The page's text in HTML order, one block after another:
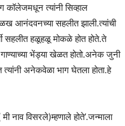
कॉलेजमधून त्यांनी सिव्हाल
आनंदवनच्या सहलीत झाली.त्यांची
सहलीत हळूहळू मोकळे होत होते.ते
गाण्याच्या भेंड्या खेळत होतो.अनेक जुनी
अनेकवेळा भाग घेतला होता.हे
नाव विसरले)म्हणाले होते’.जन्माला